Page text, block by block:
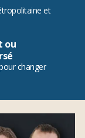
et
ou
changer